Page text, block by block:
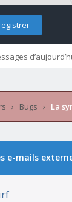
› Bugs › La
e-mails